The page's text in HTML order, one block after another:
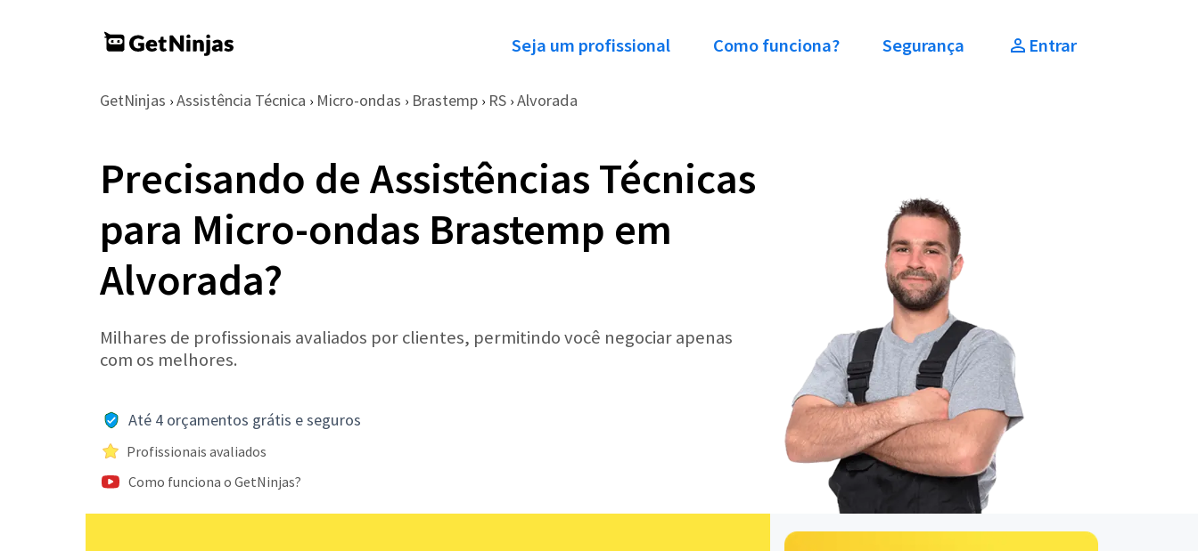
Seja um profissional Como funciona? Segurança Entrar
GetNinjas › Assistência Técnica › Micro-ondas › Brastemp › RS › Alvorada
Precisando de Assistências Técnicas
para Micro-ondas Brastemp em
Alvorada?
Milhares de profissionais avaliados por clientes, permitindo você negociar apenas
com os melhores.
Até 4 orçamentos grátis e seguros
Profissionais avaliados
Como funciona o GetNinjas?